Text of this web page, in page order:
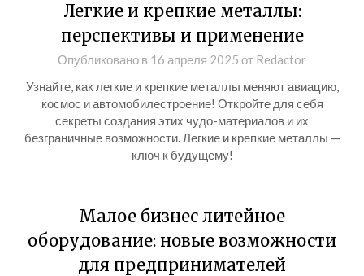
Легкие и крепкие металлы:
перспективы и применение
Опубликовано в 16 апреля 2025 от Redactor
Узнайте, как легкие и крепкие металлы меняют авиацию,
космос и автомобилестроение! Откройте для себя
секреты создания этих чудо-материалов и их
безграничные возможности. Легкие и крепкие металлы —
ключ к будущему!
Малое бизнес литейное
оборудование: новые возможности
для предпринимателей